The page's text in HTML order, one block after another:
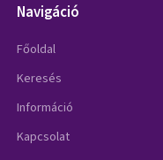
Navigáció
Főoldal
Keresés
Információ
Kapcsolat